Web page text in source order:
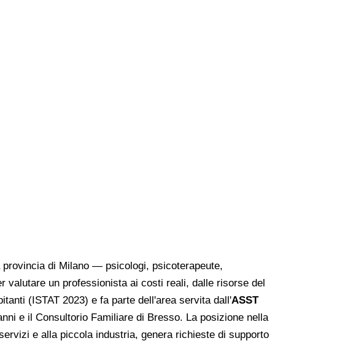
di Milano — psicologi, psicoterapeute,
un professionista ai costi reali, dalle risorse del
(ISTAT 2023) e fa parte dell'area servita dall'ASST
e il Consultorio Familiare di Bresso. La posizione nella
e alla piccola industria, genera richieste di supporto